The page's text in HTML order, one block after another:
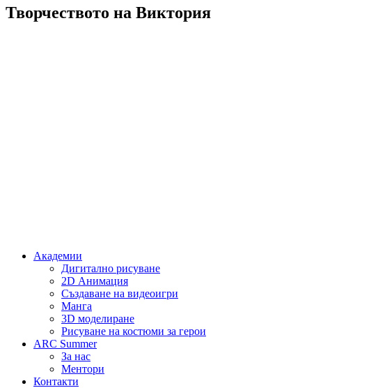
Творчеството на Виктория
Академии
Дигитално рисуване
2D Анимация
Създаване на видеоигри
Манга
3D моделиране
Рисуване на костюми за герои
ARC Summer
За нас
Ментори
Контакти